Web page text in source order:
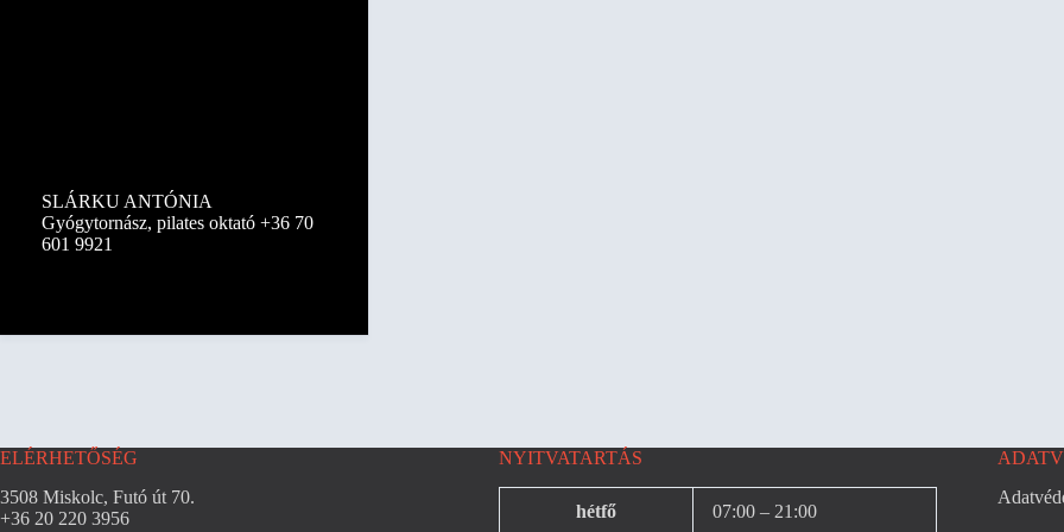
SLÁRKU ANTÓNIA
Gyógytornász, pilates oktató +36 70
601 9921
ELÉRHETŐSÉG
3508 Miskolc, Futó út 70.
+36 20 220 3956
NYITVATARTÁS
hétfő 07:00 – 21:00